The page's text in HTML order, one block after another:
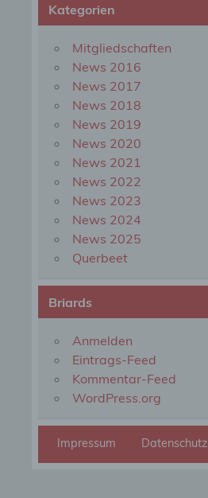
Kategorien
Mitgliedschaften
News 2016
News 2017
News 2018
News 2019
News 2020
News 2021
News 2022
News 2023
News 2024
News 2025
Querbeet
Briards
Anmelden
Eintrags-Feed
Kommentar-Feed
WordPress.org
Impressum Datenschutz